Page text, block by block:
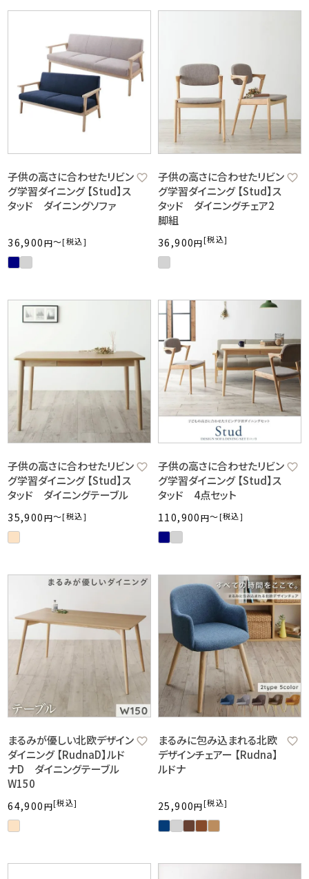
子供の高さに合わせたリビン
グ学習ダイニング 【Stud】ス
タッド ダイニングソファ
36,900 税込
〜
子供の高さに合わせたリビン
グ学習ダイニング 【Stud】ス
タッド ダイニングチェア2
脚組
36,900 税込
子供の高さに合わせたリビン
グ学習ダイニング 【Stud】ス
タッド ダイニングテーブル
35,900 税込
〜
子供の高さに合わせたリビン
グ学習ダイニング 【Stud】ス
タッド 4点セット
110,900 税込
〜
まるみが優しい北欧デザイン
ダイニング 【RudnaD】ルド
ナD ダイニングテーブル
W150
64,900 税込
まるみに包み込まれる北欧
デザインチェアー 【Rudna】
ルドナ
25,900 税込